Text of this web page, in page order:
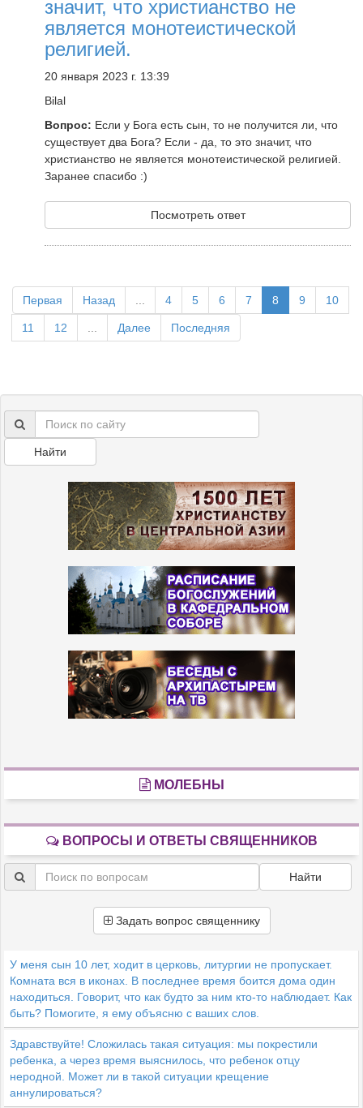
значит, что христианство не
является монотеистической
религией.
20 января 2023 г. 13:39
Bilal
Вопрос: Если у Бога есть сын, то не получится ли, что
существует два Бога? Если - да, то это значит, что
христианство не является монотеистической религией.
Заранее спасибо :)
Посмотреть ответ
Первая Назад 4 5 6 7 8 9 10
11 12 Далее Последняя
Найти
МОЛЕБНЫ
ВОПРОСЫ И ОТВЕТЫ СВЯЩЕННИКОВ
Найти
Задать вопрос священнику
У меня сын 10 лет, ходит в церковь, литургии не пропускает.
Комната вся в иконах. В последнее время боится дома один
находиться. Говорит, что как будто за ним кто-то наблюдает. Как
быть? Помогите, я ему объясню с ваших слов.
Здравствуйте! Сложилась такая ситуация: мы покрестили
ребенка, а через время выяснилось, что ребенок отцу
неродной. Может ли в такой ситуации крещение
аннулироваться?